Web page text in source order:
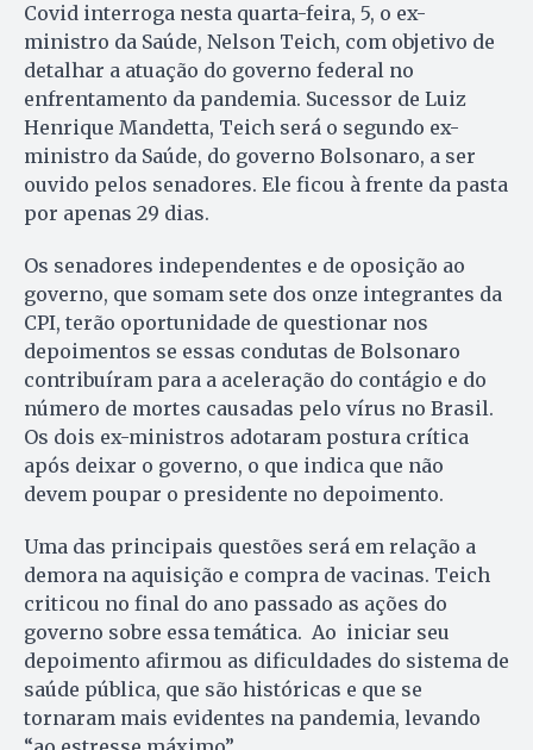
Covid interroga nesta quarta-feira, 5, o ex-
ministro da Saúde, Nelson Teich, com objetivo de
detalhar a atuação do governo federal no
enfrentamento da pandemia. Sucessor de Luiz
Henrique Mandetta, Teich será o segundo ex-
ministro da Saúde, do governo Bolsonaro, a ser
ouvido pelos senadores. Ele ficou à frente da pasta
por apenas 29 dias.
Os senadores independentes e de oposição ao
governo, que somam sete dos onze integrantes da
CPI, terão oportunidade de questionar nos
depoimentos se essas condutas de Bolsonaro
contribuíram para a aceleração do contágio e do
número de mortes causadas pelo vírus no Brasil.
Os dois ex-ministros adotaram postura crítica
após deixar o governo, o que indica que não
devem poupar o presidente no depoimento.
Uma das principais questões será em relação a
demora na aquisição e compra de vacinas. Teich
criticou no final do ano passado as ações do
governo sobre essa temática. Ao iniciar seu
depoimento afirmou as dificuldades do sistema de
saúde pública, que são históricas e que se
tornaram mais evidentes na pandemia, levando